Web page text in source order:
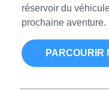
réservoir du
prochaine aventure.
PARCOURIR